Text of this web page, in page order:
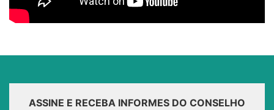
ASSINE E RECEBA INFORMES DO CONSELHO